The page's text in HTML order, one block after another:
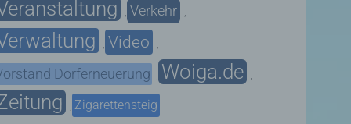
, Verkehr ,
, Video ,
Dorferneuerung , Woiga.de ,
, Zigarettensteig